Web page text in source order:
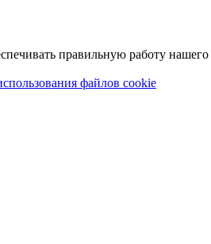
правильную работу нашего
файлов cookie